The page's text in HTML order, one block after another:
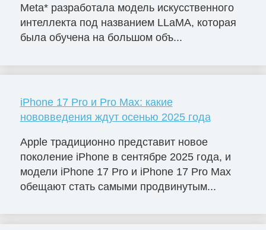
Meta* разработала модель искусственного
интеллекта под названием LLaMA, которая
была обучена на большом объ...
iPhone 17 Pro и Pro Max: какие
нововведения ждут осенью 2025 года
Apple традиционно представит новое
поколение iPhone в сентябре 2025 года, и
модели iPhone 17 Pro и iPhone 17 Pro Max
обещают стать самыми продвинутым...